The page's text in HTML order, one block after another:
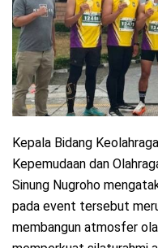
Kepala Bidang
Kepemudaan dan
Sinung Nugroho
pada event tersebut
membangun atmosfer